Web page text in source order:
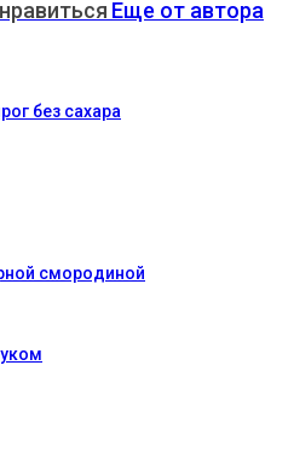
Еще от автора
без сахара
смородиной